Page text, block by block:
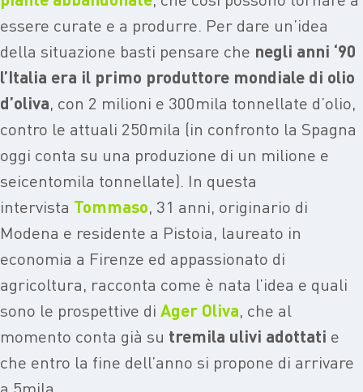
essere curate e a produrre. Per dare un’idea
della situazione basti pensare che negli anni ‘90
l’Italia era il primo produttore mondiale di olio
d’oliva, con 2 milioni e 300mila tonnellate d’olio,
contro le attuali 250mila (in confronto la Spagna
oggi conta su una produzione di un milione e
seicentomila tonnellate). In questa
intervista Tommaso, 31 anni, originario di
Modena e residente a Pistoia, laureato in
economia a Firenze ed appassionato di
agricoltura, racconta come è nata l’idea e quali
sono le prospettive di Ager Oliva, che al
momento conta già su tremila ulivi adottati e
che entro la fine dell’anno si propone di arrivare